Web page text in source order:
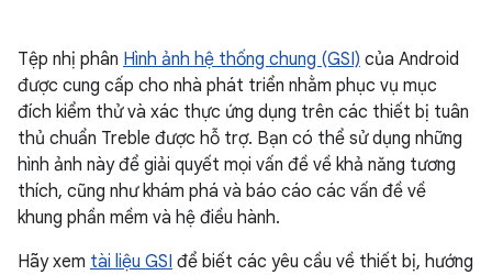
Tệp nhị phân Hình ảnh hệ thống chung (GSI) của Android
được cung cấp cho nhà phát triển nhằm phục vụ mục
đích kiểm thử và xác thực ứng dụng trên các thiết bị tuân
thủ chuẩn Treble được hỗ trợ. Bạn có thể sử dụng những
hình ảnh này để giải quyết mọi vấn đề về khả năng tương
thích, cũng như khám phá và báo cáo các vấn đề về
khung phần mềm và hệ điều hành.
Hãy xem tài liệu GSI để biết các yêu cầu về thiết bị, hướng